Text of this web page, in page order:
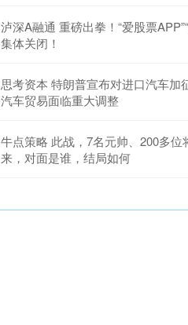
泸深A融通 重磅出拳！“爱股票
集体关闭！
思考资本 特朗普宣布对进口汽车加
汽车贸易面临重大调整
牛点策略 此战，7名元帅、200多位
来，对面是谁，结局如何